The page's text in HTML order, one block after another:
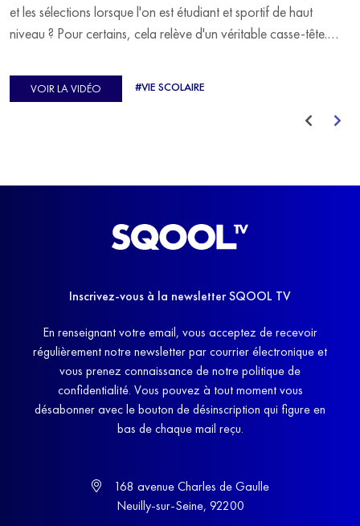
et les sélections lorsque l'on est étudiant et sportif de haut
niveau ? Pour certains, cela relève d'un véritable casse-tête.
d'Europe de Horse-ball, qui a failli abandonner ses études
avant de trouver un nouvel équilibre.
VOIR LA VIDÉO #VIE SCOLAIRE
Inscrivez-vous à la newsletter SQOOL TV
En renseignant votre email, vous acceptez de recevoir
régulièrement notre newsletter par courrier électronique et
vous prenez connaissance de notre politique de
confidentialité. Vous pouvez à tout moment vous
désabonner avec le bouton de désinscription qui figure en
bas de chaque mail reçu.
168 avenue Charles de Gaulle
Neuilly-sur-Seine, 92200